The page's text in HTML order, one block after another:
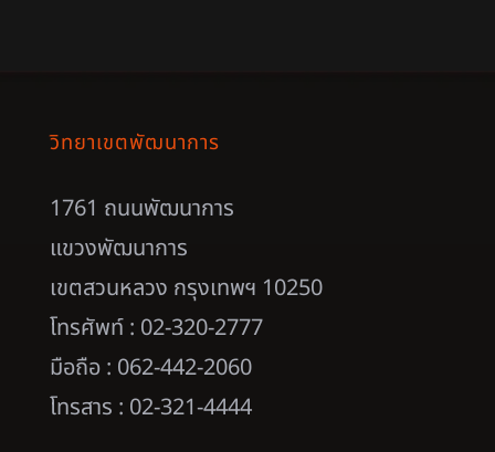
วิทยาเขตพัฒนาการ
1761 ถนนพัฒนาการ
แขวงพัฒนาการ
เขตสวนหลวง กรุงเทพฯ 10250
โทรศัพท์ : 02-320-2777
มือถือ : 062-442-2060
โทรสาร : 02-321-4444